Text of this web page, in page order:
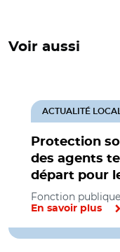
Voir aussi
Protection
des agents
départ pour
ACTUALITÉ
Fonction publique
En savoir plus